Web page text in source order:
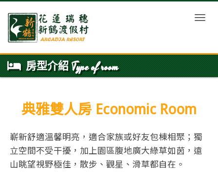
房型介紹 Type of room
典雅雙人房 Economic Room
嶄新舒適溫馨明亮，適合家族或好友包棟相聚；獨
立空間不受干擾，加上園區腹地廣大綠草如茵，遠
山眺望視野極佳，散步、觀星、滑草都自在。